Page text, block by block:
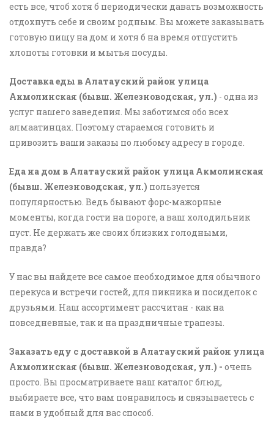
есть все, чтоб хотя б периодически давать возможность
отдохнуть себе и своим родным. Вы можете заказывать
готовую пищу на дом и хотя б на время отпустить
хлопоты готовки и мытья посуды.
Доставка еды в Алатауский район улица
Акмолинская (бывш. Железноводская, ул.) - одна из
услуг нашего заведения. Мы заботимся обо всех
алмаатинцах. Поэтому стараемся готовить и
привозить ваши заказы по любому адресу в городе.
Еда на дом в Алатауский район улица Акмолинская
(бывш. Железноводская, ул.) пользуется
популярностью. Ведь бывают форс-мажорные
моменты, когда гости на пороге, а ваш холодильник
пуст. Не держать же своих близких голодными,
правда?
У нас вы найдете все самое необходимое для обычного
перекуса и встречи гостей, для пикника и посиделок с
друзьями. Наш ассортимент рассчитан - как на
повседневные, так и на праздничные трапезы.
Заказать еду с доставкой в Алатауский район улица
Акмолинская (бывш. Железноводская, ул.) - очень
просто. Вы просматриваете наш каталог блюд,
выбираете все, что вам понравилось и связываетесь с
нами в удобный для вас способ.